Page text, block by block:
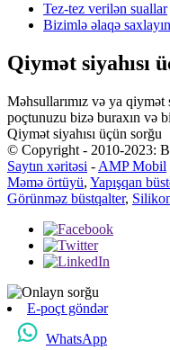
Tez-tez verilən suallar
Bizimlə əlaqə saxlayın
Qiymət siyahısı
Məhsullarımız və ya qiymət
poçtunuzu bizə buraxın və
Qiymət siyahısı üçün sorğu
© Copyright - 2010-2023:
Saytın xəritəsi - AMP Mobil
Məmə örtüyü, Yapışqan
Görünməz büstqalter,
E-poçt göndər
WhatsApp